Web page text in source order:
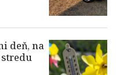
deň, na